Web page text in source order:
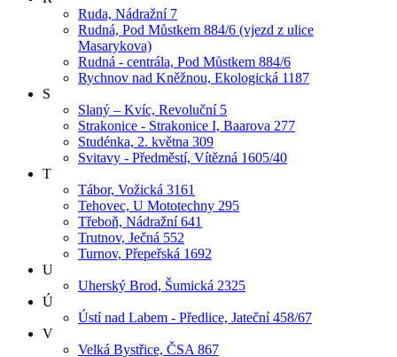
Ruda, Nádražní 7
Rudná, Pod Můstkem 884/6 (vjezd z ulice
Masarykova)
Rudná - centrála, Pod Můstkem 884/6
Rychnov nad Kněžnou, Ekologická 1187
S
Slaný – Kvíc, Revoluční 5
Strakonice - Strakonice I, Baarova 277
Studénka, 2. května 309
Svitavy - Předměstí, Vítězná 1605/40
T
Tábor, Vožická 3161
Tehovec, U Mototechny 295
Třeboň, Nádražní 641
Trutnov, Ječná 552
Turnov, Přepeřská 1692
U
Uherský Brod, Šumická 2325
Ú
Ústí nad Labem - Předlice, Jateční 458/67
V
Velká Bystřice, ČSA 867